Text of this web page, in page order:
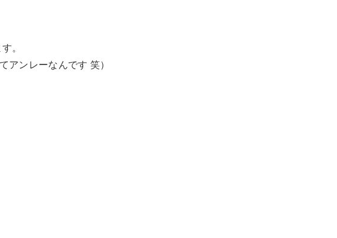
。
アンレーなんです 笑）